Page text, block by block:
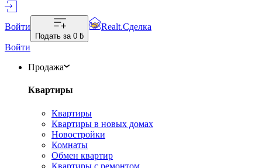
Войти
Подать за 0 ƃ
Realt.Сделка
Войти
Продажа
Квартиры
Квартиры
Квартиры в новых домах
Новостройки
Комнаты
Обмен квартир
Квартиры с ремонтом